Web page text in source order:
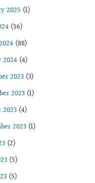
2025 (1)
(56)
(88)
2024 (4)
2023 (3)
2023 (1)
2023 (4)
2023 (1)
(2)
(5)
(5)